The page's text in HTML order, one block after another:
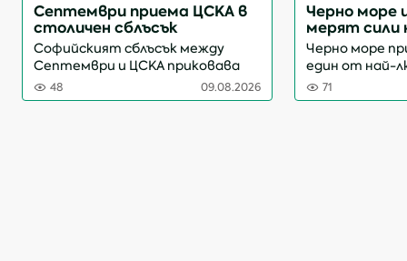
Септември приема ЦСКА в
столичен сблъсък
Софийският сблъсък между
Септември и ЦСКА приковава
вниманието в четвъртия кръг
на efbet Лига. Срещата на
48 09.08.2026
Черно море
мерят сили
Черно море
един от най-
двубои от
efbet Лига.
71